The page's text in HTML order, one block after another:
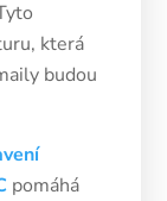
která
budou
pomáhá